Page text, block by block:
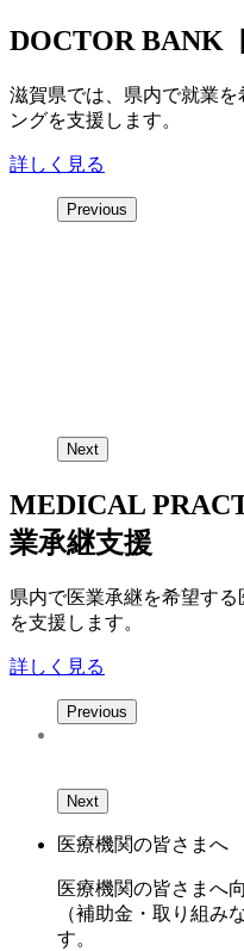
DOCTOR BANK
滋賀県では、県内で就業
ングを支援します。
詳しく見る
Previous
Next
MEDICAL
業承継支援
県内で医業承継を希望す
を支援します。
詳しく見る
Previous
Next
医療機関の皆さまへ
医療機関の皆さまへ
（補助金・取り組み
す。